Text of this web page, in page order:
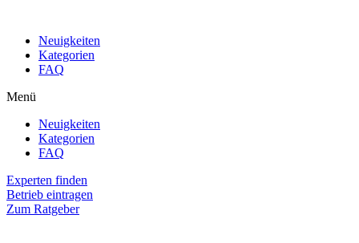
Neuigkeiten
Kategorien
FAQ
Menü
Neuigkeiten
Kategorien
FAQ
Experten finden
Betrieb eintragen
Zum Ratgeber